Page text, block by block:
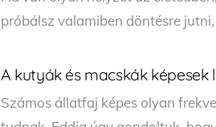
próbálsz valamiben döntésre
A kutyák és macskák képesek
Számos állatfaj képes olyan